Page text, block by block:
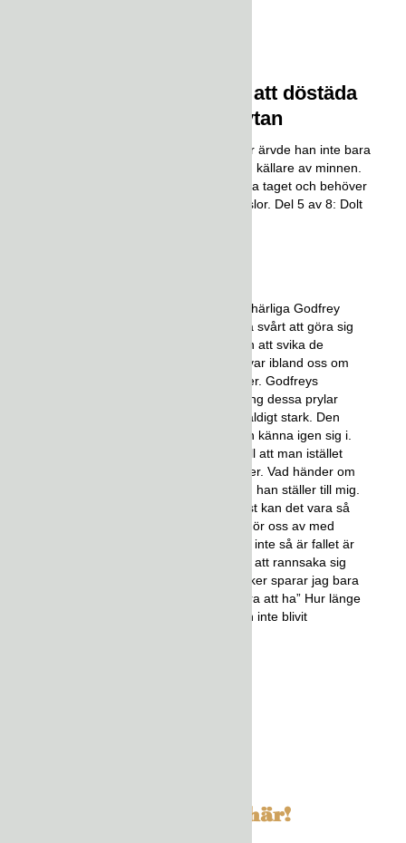
Den svenska konsten att döstäda
avsnitt 5: Dolt under ytan
När Godfrey förlorade sina föräldrar ärvde han inte bara
sitt gamla familjehem, utan även en källare av minnen.
Mitt i sorgen har han svårt att släppa taget och behöver
hjälp att reda i både saker och känslor. Del 5 av 8: Dolt
I detta avsnitt kommer ni få träffa härliga Godfrey
som verkligen tyckte att det var så svårt att göra sig
av med saker. Han bar på känslan att svika de
personer som inte längre fanns kvar ibland oss om
han gjorde sig av med dessa saker. Godfreys
rädslan över att fatta fel beslut kring dessa prylar
och råka ta fel beslut var också väldigt stark. Den
biten vet jag att väldigt många kan känna igen sig i.
Det är ofta en av anledningarna till att man istället
inte gör något alls åt alla sina saker. Vad händer om
man tar fel beslut är en fråga som han ställer till mig.
Mitt svar är att ”Shit happens” visst kan det vara så
att vi ibland ångrar något som vi gör oss av med
men jag kan lova att gångerna då inte så är fallet är
så otroligt många fler. Det är bara att rannsaka sig
själv och vara ärlig hur mycket saker sparar jag bara
för ”I fall att” eller ”Det kan vara bra att ha” Hur länge
har de sakerna bara legat där och inte blivit
Kolla på Avsnittet här!